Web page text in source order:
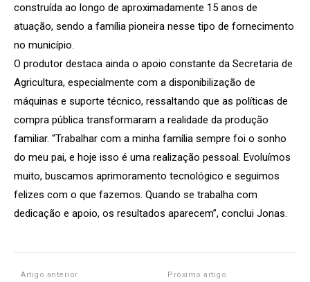
construída ao longo de aproximadamente 15 anos de
atuação, sendo a família pioneira nesse tipo de fornecimento
no município.
O produtor destaca ainda o apoio constante da Secretaria de
Agricultura, especialmente com a disponibilização de
máquinas e suporte técnico, ressaltando que as políticas de
compra pública transformaram a realidade da produção
familiar. “Trabalhar com a minha família sempre foi o sonho
do meu pai, e hoje isso é uma realização pessoal. Evoluímos
muito, buscamos aprimoramento tecnológico e seguimos
felizes com o que fazemos. Quando se trabalha com
dedicação e apoio, os resultados aparecem”, conclui Jonas.
Artigo anterior Próximo artigo